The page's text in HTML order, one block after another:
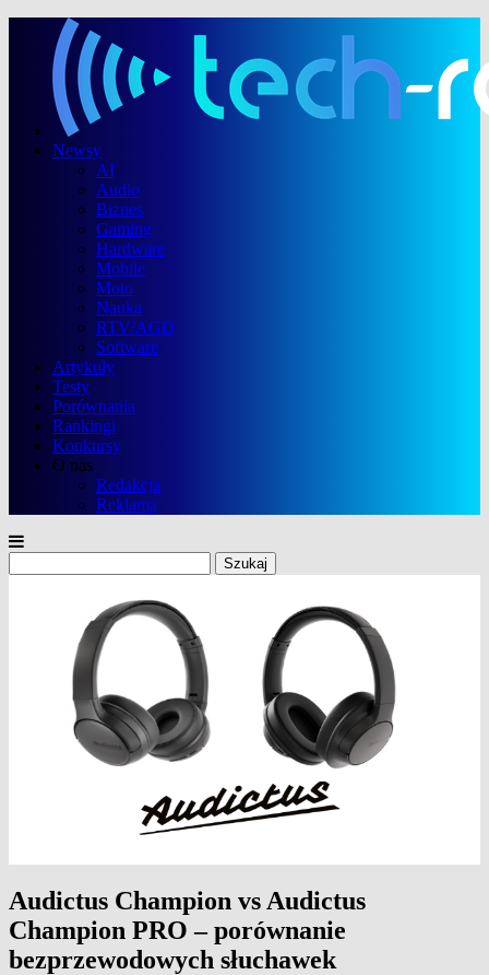
Newsy
AI
Audio
Biznes
Gaming
Hardware
Mobile
Moto
Nauka
RTV/AGD
Software
Artykuły
Testy
Porównania
Rankingi
Konkursy
O nas
Redakcja
Reklama
Audictus Champion vs Audictus
Champion PRO – porównanie
bezprzewodowych słuchawek